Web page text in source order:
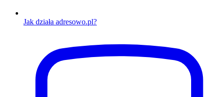
Jak działa adresowo.pl?